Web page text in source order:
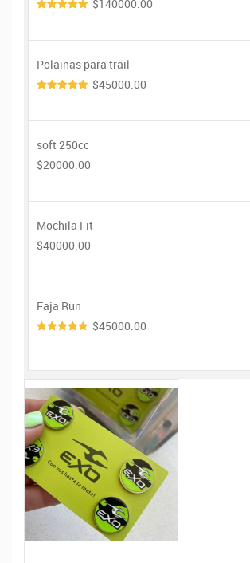
$140000.00
Polainas para trail
$45000.00
soft 250cc
$20000.00
Mochila Fit
$40000.00
Faja Run
$45000.00